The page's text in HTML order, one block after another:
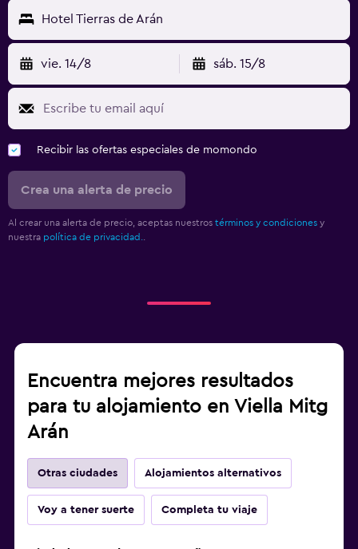
Hotel Tierras de Arán
vie. 14/8 sáb. 15/8
Recibir las ofertas especiales de momondo
Crea una alerta de precio
Al crear una alerta de precio, aceptas nuestros términos y condiciones y
nuestra política de privacidad.
Encuentra mejores resultados
para tu alojamiento en Viella Mitg
Arán
Otras ciudades Alojamientos alternativos
Voy a tener suerte Completa tu viaje